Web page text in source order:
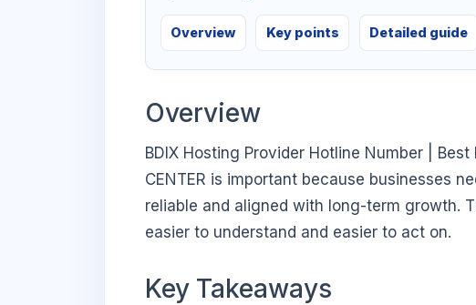
Overview Key points Detailed guide
Overview
BDIX Hosting Provider Hotline Number |
CENTER is important because businesses
reliable and aligned with long-term growth.
easier to understand and easier to act on.
Key Takeaways